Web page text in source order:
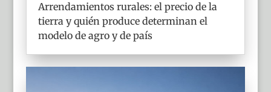
Arrendamientos rurales: el precio de la
tierra y quién produce determinan el
modelo de agro y de país